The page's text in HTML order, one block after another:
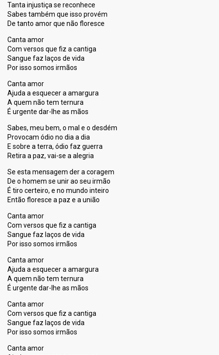
Tanta injustiça se reconhece
Sabes também que isso provém
De tanto amor que não floresce
Canta amor
Com versos que fiz a cantiga
Sangue faz laços de vida
Por isso somos irmãos
Canta amor
Ajuda a esquecer a amargura
A quem não tem ternura
É urgente dar-lhe as mãos
Sabes, meu bem, o mal e o desdém
Provocam ódio no dia a dia
E sobre a terra, ódio faz guerra
Retira a paz, vai-se a alegria
Se esta mensagem der a coragem
De o homem se unir ao seu irmão
É tiro certeiro, e no mundo inteiro
Então floresce a paz e a união
Canta amor
Com versos que fiz a cantiga
Sangue faz laços de vida
Por isso somos irmãos
Canta amor
Ajuda a esquecer a amargura
A quem não tem ternura
É urgente dar-lhe as mãos
Canta amor
Com versos que fiz a cantiga
Sangue faz laços de vida
Por isso somos irmãos
Canta amor